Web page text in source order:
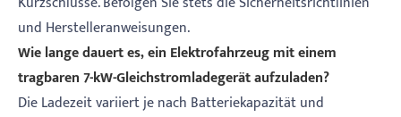
und Herstelleranweisungen.
Wie lange dauert es, ein Elektrofahrzeug mit einem
tragbaren 7-kW-Gleichstromladegerät aufzuladen?
Die Ladezeit variiert je nach Batteriekapazität und